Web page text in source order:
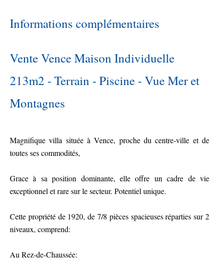
Informations complémentaires
Vente Vence Maison Individuelle
213m2 - Terrain - Piscine - Vue Mer et
Montagnes
Magnifique villa située à Vence, proche du centre-ville et de
toutes ses commodités,
Grace à sa position dominante, elle offre un cadre de vie
exceptionnel et rare sur le secteur. Potentiel unique.
Cette propriété de 1920, de 7/8 pièces spacieuses réparties sur 2
niveaux, comprend:
Au Rez-de-Chaussée: